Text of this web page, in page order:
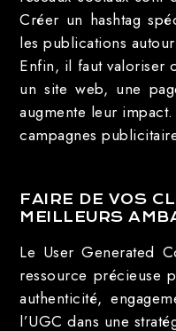
Créer un hashtag
les publications
Enfin, il faut valoriser
un site web, une
augmente leur
campagnes
FAIRE DE VOS
MEILLEURS
Le User Generated
ressource précieuse
authenticité,
l’UGC dans une